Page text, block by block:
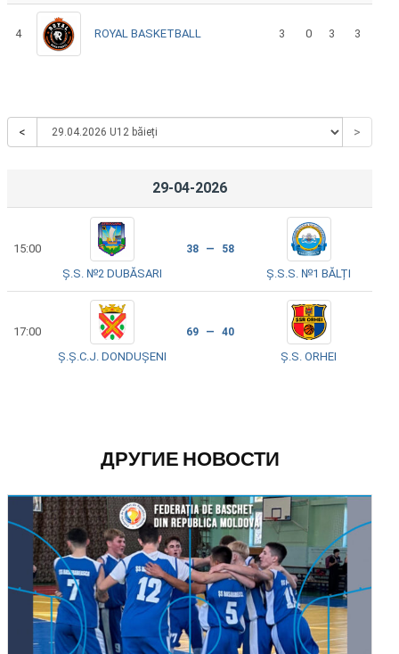
4 ROYAL BASKETBALL 3 0 3 3
< >
29-04-2026
15:00
Ș.S. №2 DUBĂSARI
38 — 58
Ș.S.S. №1 BĂLȚI
17:00
Ș.Ș.C.J. DONDUȘENI
69 — 40
Ș.S. ORHEI
ДРУГИЕ НОВОСТИ